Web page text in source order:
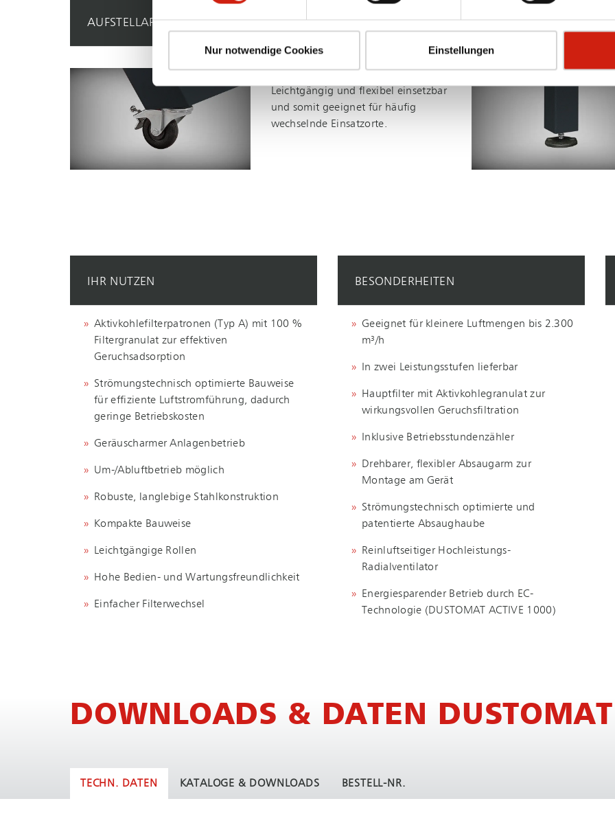
Nur notwendige Cookies Einstellungen
AUFSTELLARTEN
Leichtgängig und flexibel einsetzbar
und somit geeignet für häufig
wechselnde Einsatzorte.
IHR NUTZEN
Aktivkohlefilterpatronen (Typ A) mit 100 %
Filtergranulat zur effektiven
Geruchsadsorption
Strömungstechnisch optimierte Bauweise
für effiziente Luftstromführung, dadurch
geringe Betriebskosten
Geräuscharmer Anlagenbetrieb
Um-/Abluftbetrieb möglich
Robuste, langlebige Stahlkonstruktion
Kompakte Bauweise
Leichtgängige Rollen
Hohe Bedien- und Wartungsfreundlichkeit
Einfacher Filterwechsel
BESONDERHEITEN
Geeignet für kleinere Luftmengen bis 2.300
m³/h
In zwei Leistungsstufen lieferbar
Hauptfilter mit Aktivkohlegranulat zur
wirkungsvollen Geruchsfiltration
Inklusive Betriebsstundenzähler
Drehbarer, flexibler Absaugarm zur
Montage am Gerät
Strömungstechnisch optimierte und
patentierte Absaughaube
Reinluftseitiger Hochleistungs-
Radialventilator
Energiesparender Betrieb durch EC-
Technologie (DUSTOMAT ACTIVE 1000)
DOWNLOADS & DATEN
TECHN. DATEN KATALOGE & DOWNLOADS BESTELL-NR.